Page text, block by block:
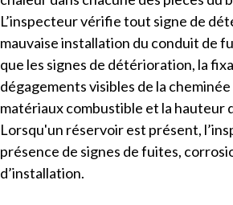
L’inspecteur vérifie tout signe de
mauvaise installation du conduit de
que les signes de détérioration, la
dégagements visibles de la
matériaux combustible et la hauteur
Lorsqu'un réservoir est présent,
présence de signes de fuites,
d’installation.